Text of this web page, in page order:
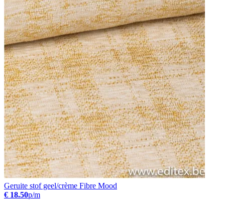
Geruite stof geel/crème Fibre Mood
€ 18.50p/m